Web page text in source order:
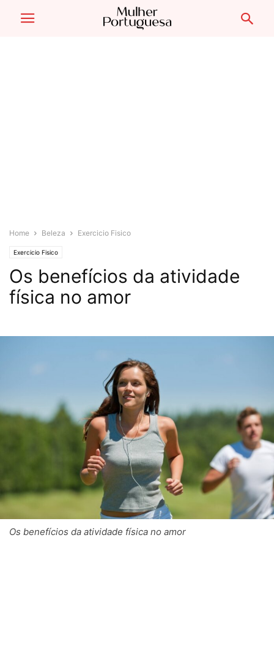
Home Beleza Exercicio Fisico
Exercicio Fisico
Os benefícios da atividade
física no amor
Os benefícios da atividade física no amor